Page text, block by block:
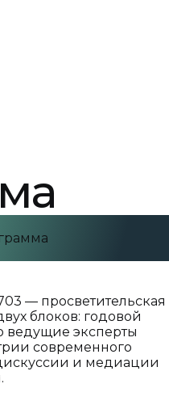
— просветительская
блоков: годовой
ведущие эксперты
современного
и медиации